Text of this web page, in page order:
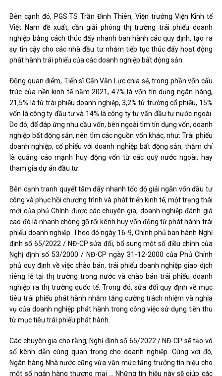
Bên cạnh đó, PGS.TS Trần Đình Thiên, Viện trưởng Viện Kinh tế
Việt Nam đề xuất, cần giải phóng thị trường trái phiếu doanh
nghiệp bằng cách thúc đẩy nhanh ban hành các quy định, tạo ra
sự tin cậy cho các nhà đầu tư nhằm tiếp tục thúc đẩy hoạt động
phát hành trái phiếu của các doanh nghiệp bất động sản.
Đồng quan điểm, Tiến sĩ Cấn Văn Lực chia sẻ, trong phần vốn cấu
trúc của nền kinh tế năm 2021, 47% là vốn tín dụng ngân hàng,
21,5% là từ trái phiếu doanh nghiệp, 3,2% từ trường cổ phiếu, 15%
vốn là công ty đầu tư và 14% là công ty tư vấn đầu tư nước ngoài.
Do đó, để đáp ứng nhu cầu vốn, bên ngoài tìm tín dụng vốn, doanh
nghiệp bất động sản, nên tìm các nguồn vốn khác, như: Trái phiếu
doanh nghiệp, cổ phiếu với doanh nghiệp bất động sản, thậm chí
là quảng cáo mạnh huy động vốn từ các quỹ nước ngoài, hay
tham gia dự án đầu tư.
Bên cạnh tranh quyết tâm đẩy nhanh tốc độ giải ngân vốn đầu tư
công và phục hồi chương trình và phát triển kinh tế, một trạng thái
mới của phủ Chính được các chuyên gia, doanh nghiệp đánh giá
cao đó là nhanh chóng gỡ rối kênh huy vốn động từ phát hành trái
phiếu doanh nghiệp. Theo đó ngày 16-9, Chính phủ ban hành Nghị
định số 65/2022 / NĐ-CP sửa đổi, bổ sung một số điều chỉnh của
Nghị định số 53/2000 / NĐ-CP ngày 31-12-2000 của Phủ Chính
phủ quy định về việc chào bán, trái phiếu doanh nghiệp giao dịch
riêng lẻ tại thị trường trong nước và chào bán trái phiếu doanh
nghiệp ra thị trường quốc tế. Trong đó, sửa đổi quy định về mục
tiêu trái phiếu phát hành nhằm tăng cường trách nhiệm và nghĩa
vụ của doanh nghiệp phát hành trong công việc sử dụng tiền thu
từ mục tiêu trái phiếu phát hành.
Các chuyên gia cho rằng, Nghị định số 65/2022 / NĐ-CP sẽ tạo vô
số kênh dẫn cùng quan trọng cho doanh nghiệp. Cùng với đó,
Ngân hàng Nhà nước cũng vừa vặn mức tăng trưởng tín hiệu cho
một số ngân hàng thương mại … Những tín hiệu này sẽ giúp các